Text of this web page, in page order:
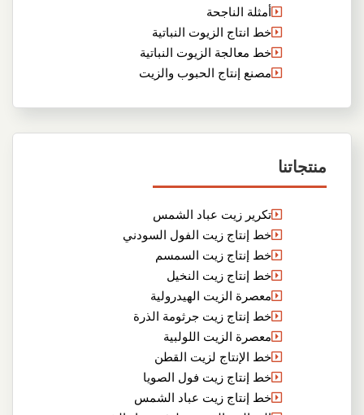
أمثلة الناجحة
خط انتاج الزيوت النباتية
خط معالجة الزيوت النباتية
مصنع إنتاج الحبوب والزيت
منتجاتنا
تكرير زيت عباد الشمس
خط إنتاج زيت الفول السودني
خط إنتاج زيت السمسم
خط إنتاج زيت النخيل
معصرة الزيت الهيدرولية
خط إنتاج زيت جرثومة الذرة
معصرة الزيت اللولبية
خط الإنتاج لزيت القطن
خط إنتاج زيت فول الصويا
خط إنتاج زيت عباد الشمس